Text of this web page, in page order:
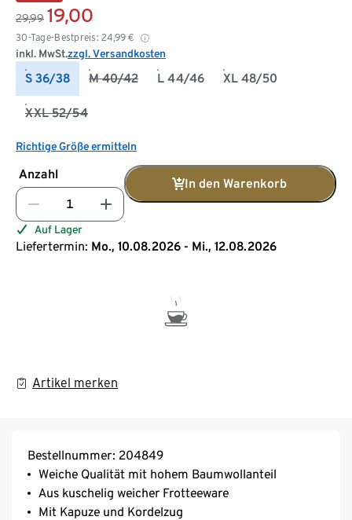
29,99 19,00
30-Tage-Bestpreis: 24,99 €
inkl. MwSt.zzgl. Versandkosten
S 36/38 M 40/42 L 44/46 XL 48/50
XXL 52/54
Richtige Größe ermitteln
Anzahl
In den Warenkorb
Auf Lager
Liefertermin: Mo., 10.08.2026 - Mi., 12.08.2026
Artikel merken
Bestellnummer: 204849
Weiche Qualität mit hohem Baumwollanteil
Aus kuschelig weicher Frotteeware
Mit Kapuze und Kordelzug